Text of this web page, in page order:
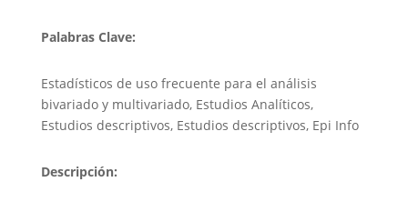
Palabras Clave:
Estadísticos de uso frecuente para el análisis
bivariado y multivariado, Estudios Analíticos,
Estudios descriptivos, Estudios descriptivos, Epi Info
Descripción: